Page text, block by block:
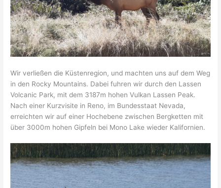
Wir verließen die Küstenregion, und machten uns auf dem Weg
in den Rocky Mountains. Dabei fuhren wir durch den Lassen
Volcanic Park, mit dem 3187m hohen Vulkan Lassen Peak.
Nach einer Kurzvisite in Reno, im Bundesstaat Nevada,
erreichten wir auf einer Hochebene zwischen Bergketten mit
über 3000m hohen Gipfeln bei Mono Lake wieder Kalifornien.